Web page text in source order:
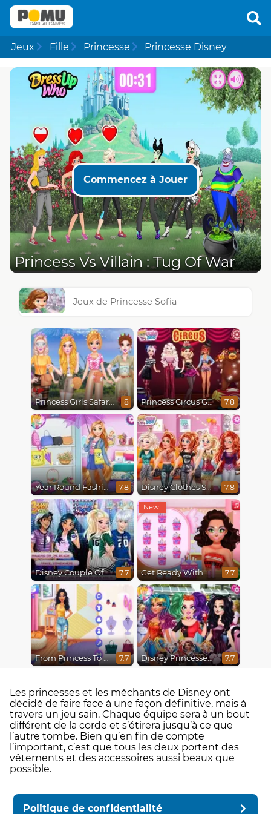
Jeux Fille Princesse Princesse Disney
Commencez à Jouer
Princess Vs Villain : Tug Of War
Jeux de Princesse Sofia
Princess Girls Safari Trip 8 Princess Circus Getaway 7.8
Year Round Fashionista Rapunzel 7.8 Disney Clothes Swap 7.8
Disney Couple Of The Year 7.7 Get Ready With Me Fairy Fashion Fantasy 7.7
From Princess To Influencer 7.7 Disney Princesses Comicon Cosplay 7.7
Les princesses et les méchants de Disney ont
décidé de faire face à une façon définitive, mais à
travers un jeu sain. Chaque équipe sera à un bout
différent de la corde et s’étirera jusqu’à ce que
l’autre tombe. Bien qu’en fin de compte
l’important, c’est que tous les deux portent des
vêtements et des accessoires aussi beaux que
possible.
Politique de confidentialité